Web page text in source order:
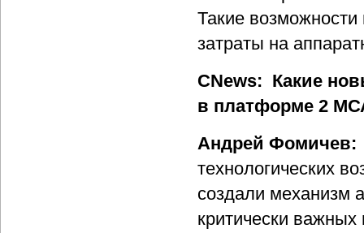
Такие
затраты на
CNews: Какие
в платформе 2
Андрей Фомичев:
технологических
создали механизм
критически